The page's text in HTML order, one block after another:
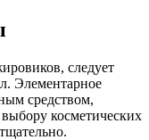
следует
Элементарное
средством,
косметических